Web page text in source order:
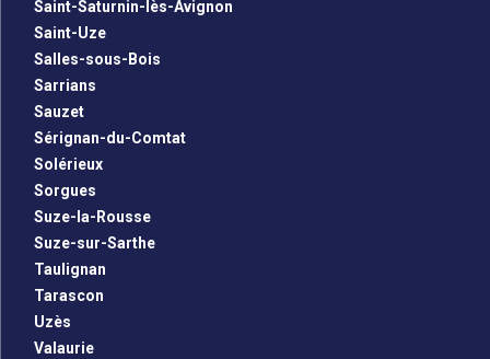
Saint-Saturnin-lès-Avignon
Saint-Uze
Salles-sous-Bois
Sarrians
Sauzet
Sérignan-du-Comtat
Solérieux
Sorgues
Suze-la-Rousse
Suze-sur-Sarthe
Taulignan
Tarascon
Uzès
Valaurie